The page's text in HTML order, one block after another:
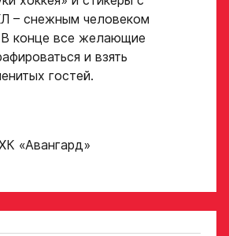
– снежным человеком
конце все желающие
и взять
гостей.
«Авангард»
в двух крайних играх
Поместите в строку ответа
хранилище, на которое
ФИО законного